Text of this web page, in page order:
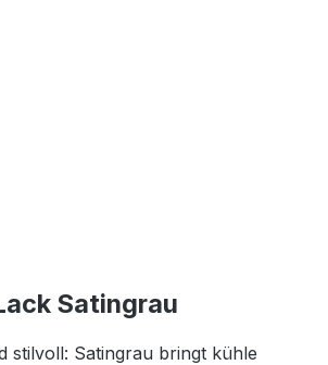
Satingrau
stilvoll: Satingrau bringt kühle